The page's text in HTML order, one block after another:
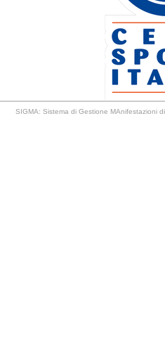
SIGMA: Sistema di Gestione MAnifestazioni